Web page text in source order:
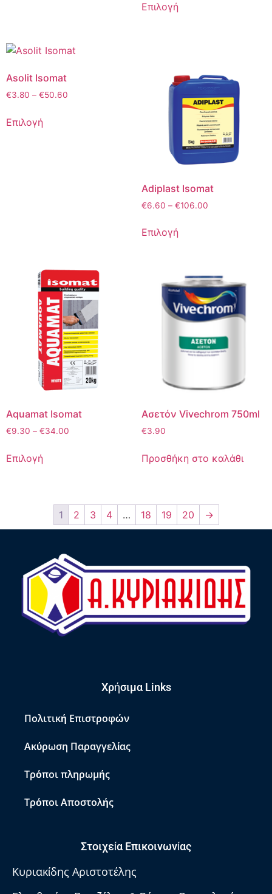
Επιλογή
Asolit Isomat
€3.80 – €50.60
Επιλογή
Adiplast Isomat
€6.60 – €106.00
Επιλογή
Aquamat Isomat
€9.30 – €34.00
Επιλογή
Aσετόν Vivechrom 750ml
€3.90
Προσθήκη στο καλάθι
1 2 3 4 … 18 19 20 →
Χρήσιμα Links
Πολιτική Επιστροφών
Ακύρωση Παραγγελίας
Τρόποι πληρωμής
Τρόποι Αποστολής
Στοιχεία Επικοινωνίας
Κυριακίδης Αριστοτέλης